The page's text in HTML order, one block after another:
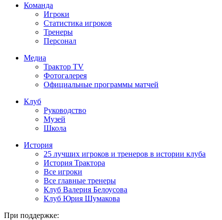
Команда
Игроки
Статистика игроков
Тренеры
Персонал
Медиа
Трактор TV
Фотогалерея
Официальные программы матчей
Клуб
Руководство
Музей
Школа
История
25 лучших игроков и тренеров в истории клуба
История Трактора
Все игроки
Все главные тренеры
Клуб Валерия Белоусова
Клуб Юрия Шумакова
При поддержке: